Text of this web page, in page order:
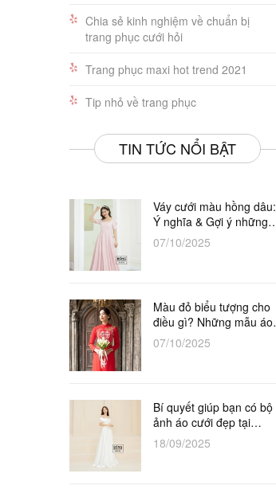
Chia sẻ kinh nghiệm về chuẩn bị
trang phục cưới hỏi
Trang phục maxi hot trend 2021
Tip nhỏ về trang phục
TIN TỨC NỔI BẬT
Váy cưới màu hồng dâu:
Ý nghĩa & Gợi ý những
thiết kế đẹp nhất
07/10/2025
Màu đỏ biểu tượng cho
điều gì? Những mẫu áo
dài đỏ cô dâu tuyệt đẹp
07/10/2025
Bí quyết giúp bạn có bộ
ảnh áo cưới đẹp tại
Studio
18/09/2025